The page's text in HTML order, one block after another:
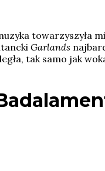
towarzyszyła mi
Garlands
tak samo jak